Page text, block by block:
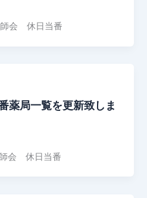
会 休日当番
薬局一覧を更新致しま
会 休日当番